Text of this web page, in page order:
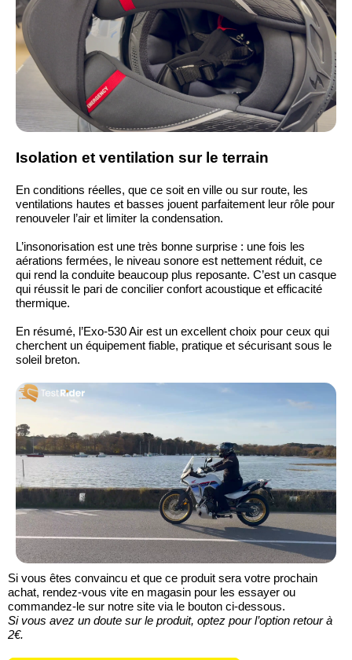
Isolation et ventilation sur le terrain
En conditions réelles, que ce soit en ville ou sur route, les
ventilations hautes et basses jouent parfaitement leur rôle pour
renouveler l’air et limiter la condensation.
L’insonorisation est une très bonne surprise : une fois les
aérations fermées, le niveau sonore est nettement réduit, ce
qui rend la conduite beaucoup plus reposante. C’est un casque
qui réussit le pari de concilier confort acoustique et efficacité
thermique.
En résumé, l’Exo-530 Air est un excellent choix pour ceux qui
cherchent un équipement fiable, pratique et sécurisant sous le
soleil breton.
Si vous êtes convaincu et que ce produit sera votre prochain
achat, rendez-vous vite en magasin pour les essayer ou
commandez-le sur notre site via le bouton ci-dessous.
Si vous avez un doute sur le produit, optez pour l’option retour à
2€.